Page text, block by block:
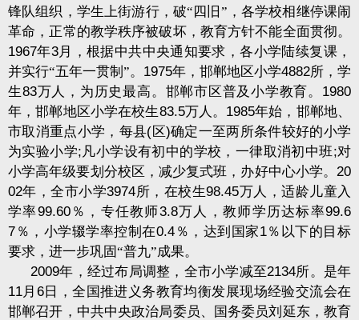
锋队组织，学生上街游行，破“四旧”，各学校相继停课闹
革命，正常的教学秩序被破坏，教育方针不能全面贯彻。
1967年3月，根据中共中央通知要求，各小学陆续复课，
并实行“五年一贯制”。 1975年，邯郸地区小学4882所，学
生83万人，为历史最高。邯郸市区普及小学教育。 1980
年，邯郸地区小学在校生83.5万人。 1985年始，邯郸地、
市取消重点小学，每县(区)确定一至两所条件较好的小学
为实验小学;凡小学设有初中的学校，一律取消初中班;对
小学高年级要划分校区，减少复式班，办好中心小学。 20
02年，全市小学3974所，在校生98.45万人，适龄儿童入
学率99.60％，专任教师3.8万人，教师学历达标率99.6
7 ％，小学辍学率控制在0.4％，达到国家1％以下的目标
要求，进一步巩固“普九”成果。
2009年，经过布局调整，全市小学减至2134所。是年
11月 6日，全国推进义务教育均衡发展现场经验交流会在
邯郸召开，中共中央政治局委员、国务委员刘延东，教育